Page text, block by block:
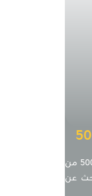
5000
اكتشف قوة جهاز جي بي اكس 5000 من
عن